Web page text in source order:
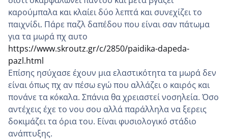
καρούμπαλα και κλαίει δύο λεπτά και συνεχίζει το
παιχνίδι. Πάρε παζλ δαπέδου που είναι σαν πάτωμα
για τα μωρά πχ αυτο
https://www.skroutz.gr/c/2850/paidika-dapeda-
pazl.html
Επίσης ησύχασε έχουν μια ελαστικότητα τα μωρά δεν
είναι όπως πχ αν πέσω εγώ που αλλάζει ο καιρός και
πονάνε τα κόκαλα. Σπάνια θα χρειαστεί νοσηλεία. Όσο
αντέχεις έχε το νου σου αλλά παράλληλα να ξερεις
δοκιμάζει τα όρια του. Είναι φυσιολογικό στάδιο
ανάπτυξης.